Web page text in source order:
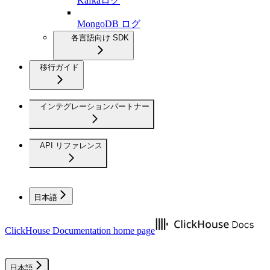
MongoDB ログ
各言語向け SDK
移行ガイド
インテグレーションパートナー
API リファレンス
日本語
ClickHouse Documentation home page
日本語